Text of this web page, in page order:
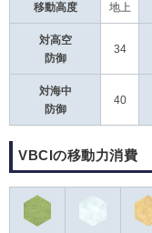
移動高度 地上
対高空
防御
34
対海中
防御
40
VBCIの移動力消費